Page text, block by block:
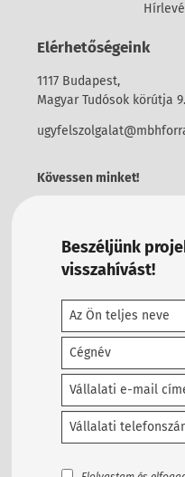
Elérhetőségeink
1117 Budapest,
Magyar Tudósok körútja
Kövessen minket!
Beszéljünk
visszahívást!